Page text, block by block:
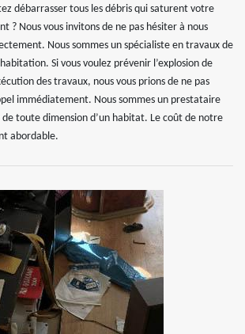
débarrasser tous les débris qui saturent votre
? Nous vous invitons de ne pas hésiter à nous
Nous sommes un spécialiste en travaux de
Si vous voulez prévenir l’explosion de
des travaux, nous vous prions de ne pas
immédiatement. Nous sommes un prestataire
toute dimension d’un habitat. Le coût de notre
abordable.